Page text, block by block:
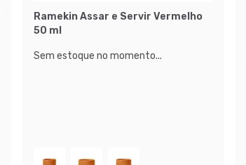
Ramekin Assar e Servir Vermelho
50 ml
Sem estoque no momento...